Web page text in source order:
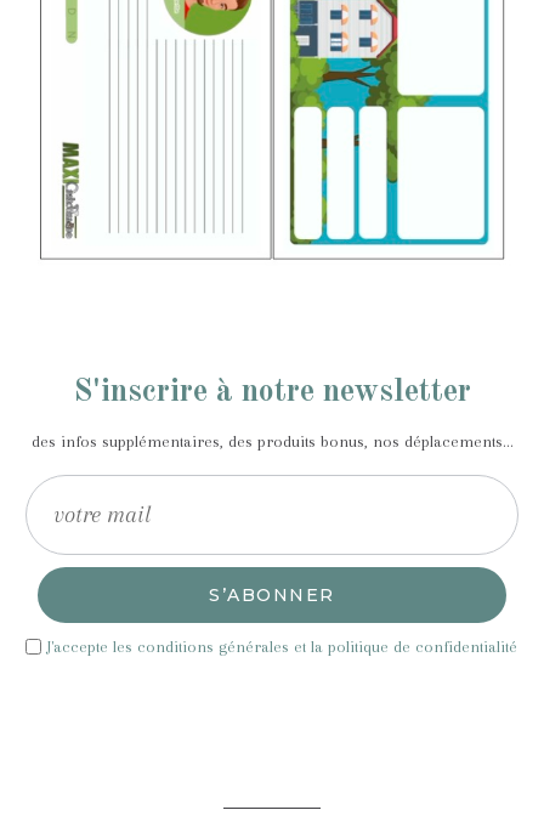
S'inscrire à notre newsletter
des infos supplémentaires, des produits bonus, nos déplacements...
S’ABONNER
J'accepte les conditions générales et la politique de confidentialité